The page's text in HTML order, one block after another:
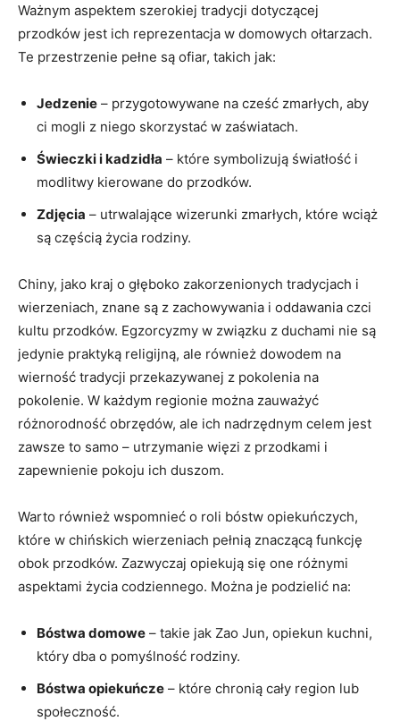
Ważnym‌ aspektem szerokiej tradycji dotyczącej
przodków jest ich ‌reprezentacja w domowych‌ ołtarzach.
Te przestrzenie ⁤pełne ‌są ⁢ofiar, takich jak:
Jedzenie – przygotowywane na cześć zmarłych,‍ aby
ci mogli‍ z niego skorzystać w⁣ zaświatach.
Świeczki ‌i kadzidła – które symbolizują światłość i
modlitwy kierowane do przodków.
Zdjęcia – utrwalające wizerunki zmarłych, które wciąż
są⁣ częścią⁣ życia rodziny.
Chiny, jako kraj ​o głęboko zakorzenionych tradycjach i
wierzeniach, znane są z zachowywania i oddawania ‍czci
‌kultu​ przodków. Egzorcyzmy w związku⁣ z​ duchami nie są
jedynie⁣ praktyką religijną, ale również dowodem na
wierność‍ tradycji przekazywanej z pokolenia na
pokolenie. W każdym regionie można zauważyć
różnorodność obrzędów, ale ich nadrzędnym celem jest
zawsze ⁢to samo ⁢– ⁤utrzymanie więzi z przodkami i
zapewnienie pokoju ‌ich duszom.
Warto również​ wspomnieć o roli bóstw opiekuńczych,
które w chińskich ⁢wierzeniach⁤ pełnią znaczącą⁤ funkcję⁣
obok przodków. Zazwyczaj opiekują się one różnymi
aspektami życia codziennego. Można je podzielić⁣ na:
Bóstwa domowe – takie jak Zao ⁣Jun, opiekun ‍kuchni,
który dba‌ o pomyślność rodziny.
Bóstwa ‍opiekuńcze –⁣ które chronią cały region lub
społeczność.